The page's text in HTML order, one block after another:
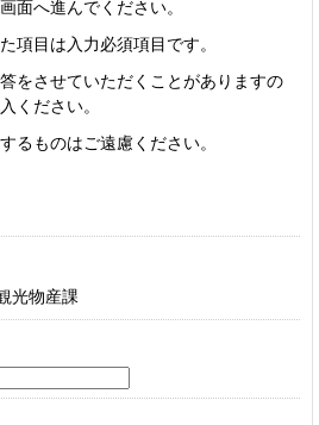
面へ進んでください。
項目は入力必須項目です。
をさせていただくことがありますの
ください。
るものはご遠慮ください。
光物産課